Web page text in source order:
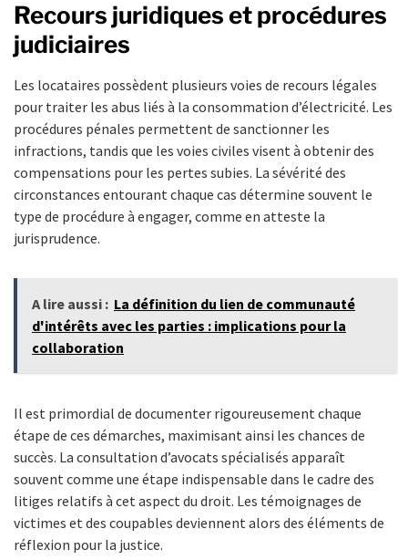
Recours juridiques et procédures
judiciaires
Les locataires possèdent plusieurs voies de recours légales
pour traiter les abus liés à la consommation d’électricité. Les
procédures pénales permettent de sanctionner les
infractions, tandis que les voies civiles visent à obtenir des
compensations pour les pertes subies. La sévérité des
circonstances entourant chaque cas détermine souvent le
type de procédure à engager, comme en atteste la
jurisprudence.
A lire aussi : La définition du lien de communauté
d'intérêts avec les parties : implications pour la
collaboration
Il est primordial de documenter rigoureusement chaque
étape de ces démarches, maximisant ainsi les chances de
succès. La consultation d’avocats spécialisés apparaît
souvent comme une étape indispensable dans le cadre des
litiges relatifs à cet aspect du droit. Les témoignages de
victimes et des coupables deviennent alors des éléments de
réflexion pour la justice.